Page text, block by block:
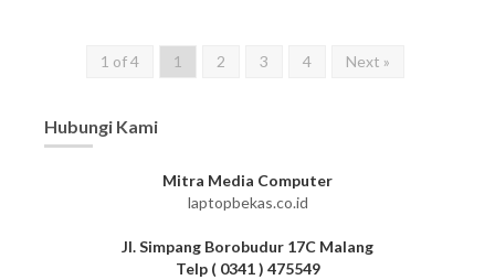
1 of 4 1 2 3 4 Next »
Hubungi Kami
Mitra Media Computer
laptopbekas.co.id
Jl. Simpang Borobudur 17C Malang
Telp ( 0341 ) 475549